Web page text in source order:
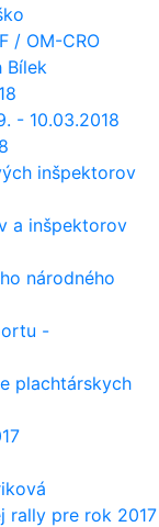
/ OM-CRO
Bílek
- 10.03.2018
inšpektorov
a inšpektorov
národného
-
plachtárskych
rally pre rok 2017